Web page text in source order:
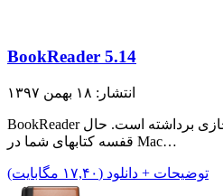
BookReader 5.14
انتشار: ۱۸ بهمن ۱۳۹۷
BookReader قدمی دیگر در حقیقت مجازی برداشته است. حال
قفسه کتابهای شما در Mac…
توضیحات + دانلود (۱۷,۴۰ مگابایت)